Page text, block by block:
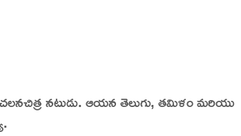
నటుడు. ఆయన తెలుగు, తమిళం మరియు